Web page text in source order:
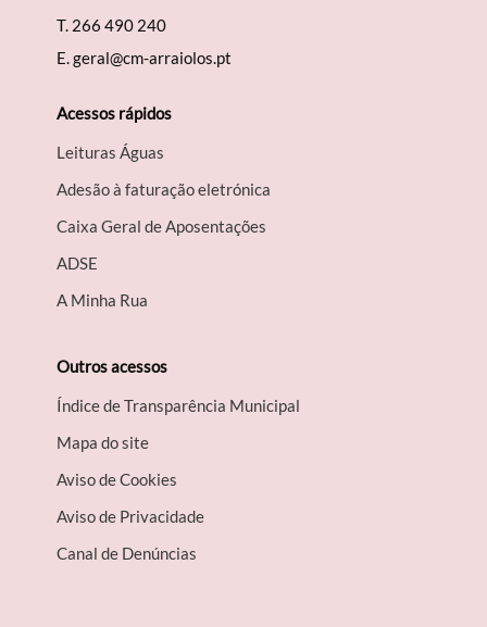
T. 266 490 240
E.geral@cm-arraiolos.pt
Acessos rápidos
Leituras Águas
Adesão à faturação eletrónica
Caixa Geral de Aposentações
A​DSE
A Minha Rua
Outros acessos
Índice de Transparência Municipal
Mapa do site
Aviso de Cookies
Aviso de Privacidade
Canal de Denúncias